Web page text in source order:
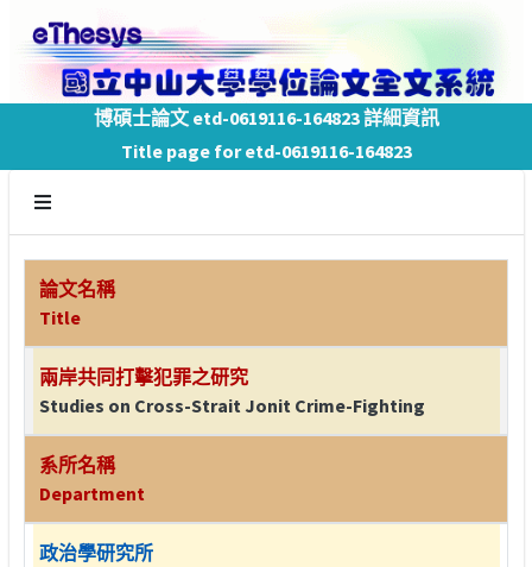
博碩士論文 etd-0619116-164823 詳細資訊
Title page for etd-0619116-164823
論文名稱
Title
兩岸共同打擊犯罪之研究
Studies on Cross-Strait Jonit Crime-Fighting
系所名稱
Department
政治學研究所